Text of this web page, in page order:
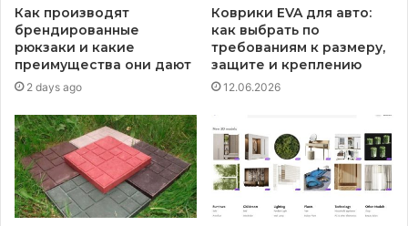
Как производят
брендированные
рюкзаки и какие
преимущества они дают
2 days ago
Коврики EVA для авто:
как выбрать по
требованиям к размеру,
защите и креплению
12.06.2026